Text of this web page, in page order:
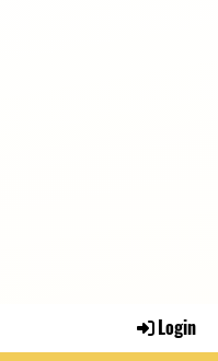
Login